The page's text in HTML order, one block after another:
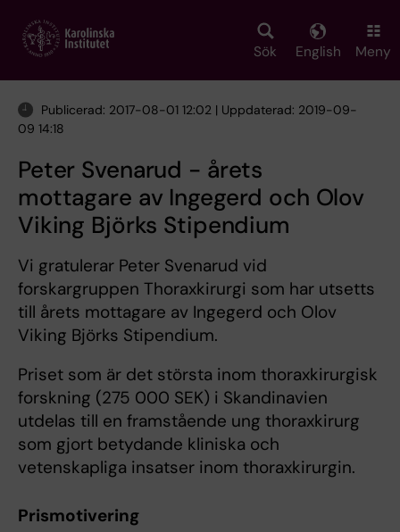
main
Sök English Meny
Publicerad: 2017-08-01 12:02 | Uppdaterad: 2019-09-
09 14:18
Peter Svenarud - årets
mottagare av Ingegerd och Olov
Viking Björks Stipendium
Vi gratulerar Peter Svenarud vid
forskargruppen Thoraxkirurgi som har utsetts
till årets mottagare av Ingegerd och Olov
Viking Björks Stipendium.
Priset som är det största inom thoraxkirurgisk
forskning (275 000 SEK) i Skandinavien
utdelas till en framstående ung thoraxkirurg
som gjort betydande kliniska och
vetenskapliga insatser inom thoraxkirurgin.
Prismotivering